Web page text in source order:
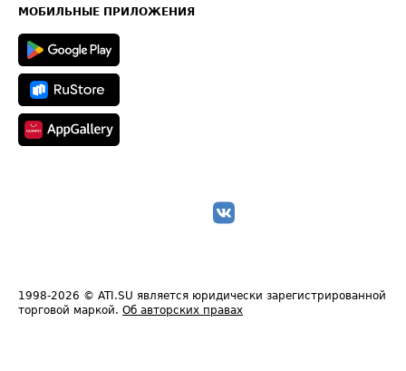
Техническая информация
МОБИЛЬНЫЕ ПРИЛОЖЕНИЯ
1998-2026 © ATI.SU является юридически зарегистрированной
торговой маркой. Об авторских правах